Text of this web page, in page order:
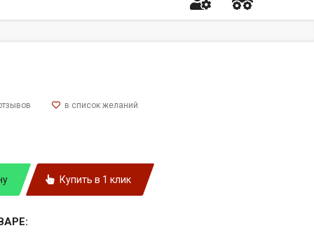
Купить в 1 клик